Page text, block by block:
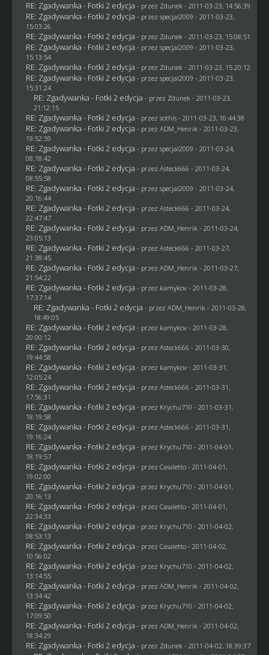
RE: Zgadywanka - Fotki 2 edycja - przez Zdunek - 2011-03-23, 14:56:39
RE: Zgadywanka - Fotki 2 edycja - przez specjal2009 - 2011-03-23,
15:03:26
RE: Zgadywanka - Fotki 2 edycja - przez Zdunek - 2011-03-23, 15:08:51
RE: Zgadywanka - Fotki 2 edycja - przez specjal2009 - 2011-03-23,
15:13:54
RE: Zgadywanka - Fotki 2 edycja - przez Zdunek - 2011-03-23, 15:20:12
RE: Zgadywanka - Fotki 2 edycja - przez specjal2009 - 2011-03-23,
15:31:24
RE: Zgadywanka - Fotki 2 edycja - przez Zdunek - 2011-03-23,
21:12:15
RE: Zgadywanka - Fotki 2 edycja - przez sothis- 2011-03-23, 16:44:38
RE: Zgadywanka - Fotki 2 edycja - przez ADM_Henrik - 2011-03-23,
19:52:59
RE: Zgadywanka - Fotki 2 edycja - przez specjal2009 - 2011-03-24,
08:18:42
RE: Zgadywanka - Fotki 2 edycja - przez Asteck666 - 2011-03-24,
08:55:58
RE: Zgadywanka - Fotki 2 edycja - przez specjal2009 - 2011-03-24,
20:16:44
RE: Zgadywanka - Fotki 2 edycja - przez Asteck666 - 2011-03-24,
22:47:47
RE: Zgadywanka - Fotki 2 edycja - przez ADM_Henrik - 2011-03-24,
23:05:13
RE: Zgadywanka - Fotki 2 edycja - przez Asteck666 - 2011-03-27,
21:38:45
RE: Zgadywanka - Fotki 2 edycja - przez ADM_Henrik - 2011-03-27,
21:54:22
RE: Zgadywanka - Fotki 2 edycja - przez kamykov- 2011-03-28,
17:37:14
RE: Zgadywanka - Fotki 2 edycja - przez ADM_Henrik - 2011-03-28,
18:49:05
RE: Zgadywanka - Fotki 2 edycja - przez kamykov- 2011-03-28,
20:00:12
RE: Zgadywanka - Fotki 2 edycja - przez Asteck666 - 2011-03-30,
19:44:58
RE: Zgadywanka - Fotki 2 edycja - przez kamykov- 2011-03-31,
12:05:24
RE: Zgadywanka - Fotki 2 edycja - przez Asteck666 - 2011-03-31,
17:56:31
RE: Zgadywanka - Fotki 2 edycja - przez Krychu710 - 2011-03-31,
18:19:58
RE: Zgadywanka - Fotki 2 edycja - przez Asteck666 - 2011-03-31,
19:16:24
RE: Zgadywanka - Fotki 2 edycja - przez Krychu710 - 2011-04-01,
18:19:57
RE: Zgadywanka - Fotki 2 edycja - przez Casaletto- 2011-04-01,
19:02:00
RE: Zgadywanka - Fotki 2 edycja - przez Krychu710 - 2011-04-01,
20:16:13
RE: Zgadywanka - Fotki 2 edycja - przez Casaletto- 2011-04-01,
22:34:33
RE: Zgadywanka - Fotki 2 edycja - przez Krychu710 - 2011-04-02,
08:53:13
RE: Zgadywanka - Fotki 2 edycja - przez Casaletto- 2011-04-02,
10:56:02
RE: Zgadywanka - Fotki 2 edycja - przez Krychu710 - 2011-04-02,
13:14:55
RE: Zgadywanka - Fotki 2 edycja - przez ADM_Henrik - 2011-04-02,
13:34:42
RE: Zgadywanka - Fotki 2 edycja - przez Krychu710 - 2011-04-02,
17:09:50
RE: Zgadywanka - Fotki 2 edycja - przez ADM_Henrik - 2011-04-02,
18:34:29
RE: Zgadywanka - Fotki 2 edycja - przez Zdunek - 2011-04-02, 18:39:37